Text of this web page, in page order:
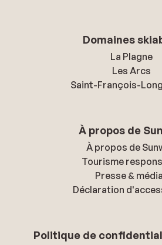
Domaines
La Plagne
Les Arcs
Saint-François-
À propos de
À propos de
Tourisme
Presse &
Déclaration
Politique de